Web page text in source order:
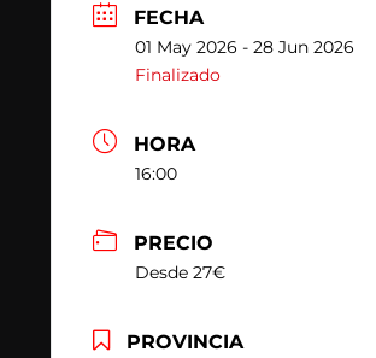
FECHA
01 May 2026 - 28 Jun 2026
Finalizado
HORA
16:00
PRECIO
Desde 27€
PROVINCIA